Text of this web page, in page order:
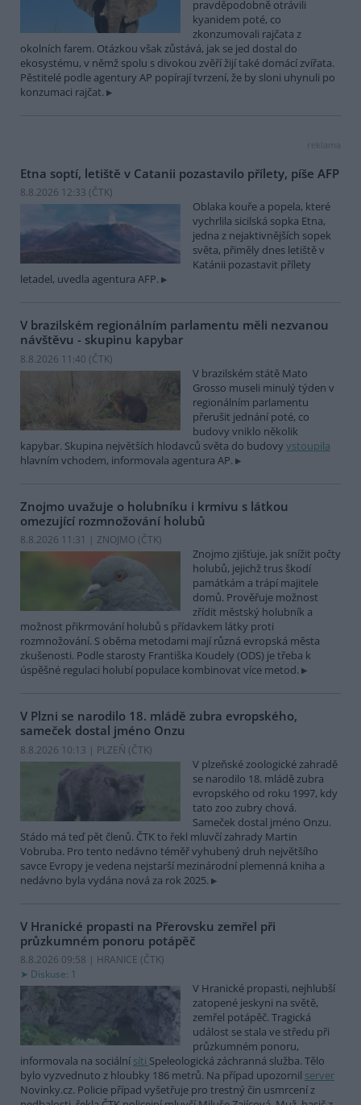
pravděpodobně otrávili
kyanidem poté, co
zkonzumovali rajčata z
okolních farem. Otázkou však zůstává, jak se jed dostal do
ekosystému, v němž spolu s divokou zvěří žijí také domácí zvířata.
Pěstitelé podle agentury AP popírají tvrzení, že by sloni uhynuli po
konzumaci rajčat.
reklama
Etna soptí, letiště v Catanii pozastavilo přílety, píše AFP
8.8.2026 12:33 (ČTK)
Oblaka kouře a popela, které
vychrlila sicilská sopka Etna,
jedna z nejaktivnějších sopek
světa, přiměly dnes letiště v
Katánii pozastavit přílety
letadel, uvedla agentura AFP.
V brazilském regionálním parlamentu měli nezvanou
návštěvu - skupinu kapybar
8.8.2026 11:40 (ČTK)
V brazilském státě Mato
Grosso museli minulý týden v
regionálním parlamentu
přerušit jednání poté, co
budovy vniklo několik
kapybar. Skupina největších hlodavců světa do budovy vstoupila
hlavním vchodem, informovala agentura AP.
Znojmo uvažuje o holubníku i krmivu s látkou
omezující rozmnožování holubů
8.8.2026 11:31 | ZNOJMO (ČTK)
Znojmo zjišťuje, jak snížit počty
holubů, jejichž trus škodí
památkám a trápí majitele
domů. Prověřuje možnost
zřídit městský holubník a
možnost přikrmování holubů s přídavkem látky proti
rozmnožování. S oběma metodami mají různá evropská města
zkušenosti. Podle starosty Františka Koudely (ODS) je třeba k
úspěšné regulaci holubí populace kombinovat více metod.
V Plzni se narodilo 18. mládě zubra evropského,
sameček dostal jméno Onzu
8.8.2026 10:13 | PLZEŇ (ČTK)
V plzeňské zoologické zahradě
se narodilo 18. mládě zubra
evropského od roku 1997, kdy
tato zoo zubry chová.
Sameček dostal jméno Onzu.
Stádo má teď pět členů. ČTK to řekl mluvčí zahrady Martin
Vobruba. Pro tento nedávno téměř vyhubený druh největšího
savce Evropy je vedena nejstarší mezinárodní plemenná kniha a
nedávno byla vydána nová za rok 2025.
V Hranické propasti na Přerovsku zemřel při
průzkumném ponoru potápěč
8.8.2026 09:58 | HRANICE (ČTK)
Diskuse: 1
V Hranické propasti, nejhlubší
zatopené jeskyni na světě,
zemřel potápěč. Tragická
událost se stala ve středu při
průzkumném ponoru,
informovala na sociální síti Speleologická záchranná služba. Tělo
bylo vyzvednuto z hloubky 186 metrů. Na případ upozornil server
Novinky.cz. Policie případ vyšetřuje pro trestný čin usmrcení z